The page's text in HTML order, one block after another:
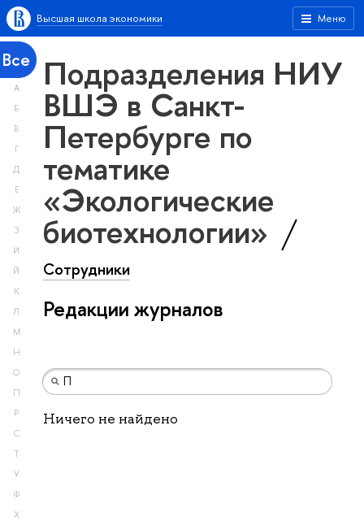
Меню
Высшая школа экономики
Все
А
Б
В
Г
Д
Е
Ж
З
И
Й
К
Л
М
Н
О
П
Р
С
Т
У
Ф
Х
Подразделения НИУ
ВШЭ в Санкт-
Петербурге по
тематике
«Экологические
биотехнологии»
Сотрудники
Редакции журналов
Ничего не найдено